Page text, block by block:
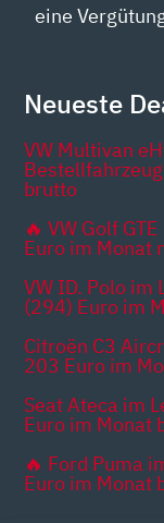
eine
Neueste
VW Multivan
brutto
🔥 VW Golf
Euro im Monat
VW ID. Polo im
(294) Euro im
Citroën C3
203 Euro im
Seat Ateca im
Euro im Monat
🔥 Ford Puma
Euro im Monat